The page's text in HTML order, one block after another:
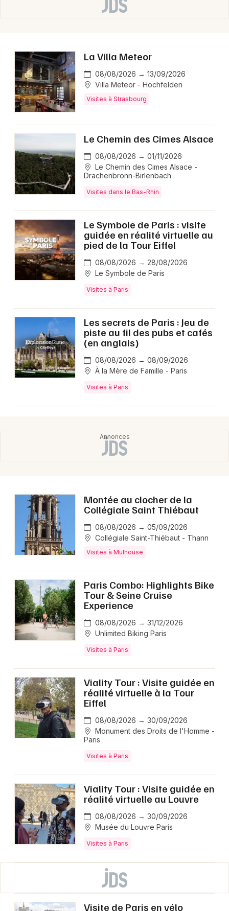
La Villa Meteor
08/08/2026 → 13/09/2026
Villa Meteor - Hochfelden
Visites à Strasbourg
Le Chemin des Cimes Alsace
08/08/2026 → 01/11/2026
Le Chemin des Cimes Alsace -
Drachenbronn-Birlenbach
Visites dans le Bas-Rhin
Le Symbole de Paris : visite
guidée en réalité virtuelle au
pied de la Tour Eiffel
08/08/2026 → 28/08/2026
Le Symbole de Paris
Visites à Paris
Les secrets de Paris : Jeu de
piste au fil des pubs et cafés
(en anglais)
08/08/2026 → 08/09/2026
À la Mère de Famille - Paris
Visites à Paris
Montée au clocher de la
Collégiale Saint Thiébaut
08/08/2026 → 05/09/2026
Collégiale Saint-Thiébaut - Thann
Visites à Mulhouse
Paris Combo: Highlights Bike
Tour & Seine Cruise
Experience
08/08/2026 → 31/12/2026
Unlimited Biking Paris
Visites à Paris
Viality Tour : Visite guidée en
réalité virtuelle à la Tour
Eiffel
08/08/2026 → 30/09/2026
Monument des Droits de l'Homme -
Paris
Visites à Paris
Viality Tour : Visite guidée en
réalité virtuelle au Louvre
08/08/2026 → 30/09/2026
Musée du Louvre Paris
Visites à Paris
Visite de Paris en vélo